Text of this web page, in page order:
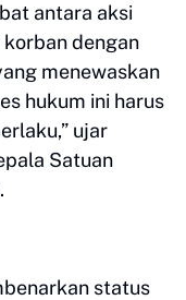
antara aksi
dengan
menewaskan
hukum ini harus
ujar
Satuan
status